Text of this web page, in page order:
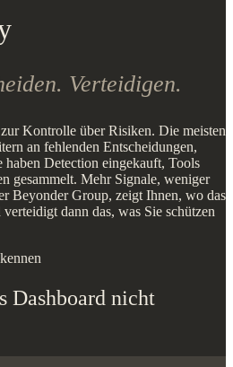
Verteidigen.
Kontrolle über Risiken. Die meisten
an fehlenden Entscheidungen,
haben Detection eingekauft, Tools
gesammelt. Mehr Signale, weniger
Beyonder Group, zeigt Ihnen, wo das
dann das, was Sie schützen
Dashboard nicht